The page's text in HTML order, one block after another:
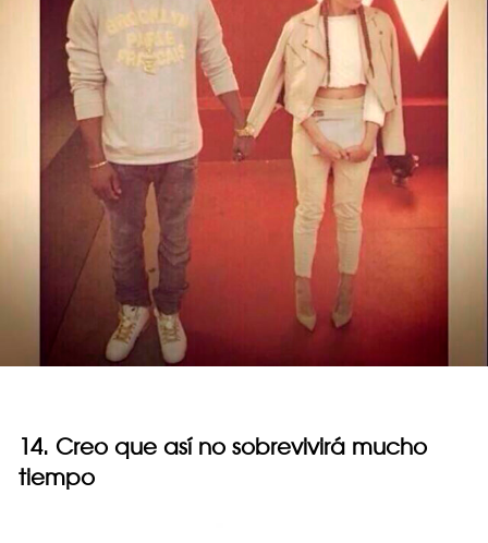
14. Creo que así no sobrevivirá mucho
tiempo